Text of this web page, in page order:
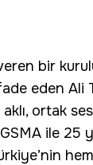
bir
eden Ali
ortak
ile 25